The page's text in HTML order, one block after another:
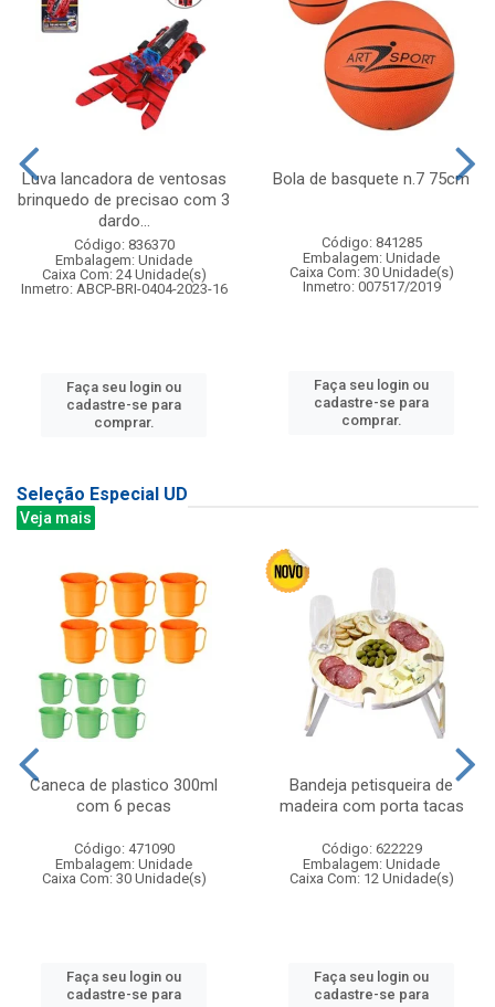
Luva lancadora de ventosas
brinquedo de precisao com 3
dardo...
Código: 836370
Embalagem: Unidade
Caixa Com: 24 Unidade(s)
Inmetro: ABCP-BRI-0404-2023-16
Faça seu login ou
cadastre-se para
comprar.
Bola de basquete n.7 75cm
Código: 841285
Embalagem: Unidade
Caixa Com: 30 Unidade(s)
Inmetro: 007517/2019
Faça seu login ou
cadastre-se para
comprar.
Seleção Especial UD
Veja mais
Caneca de plastico 300ml
com 6 pecas
Código: 471090
Embalagem: Unidade
Caixa Com: 30 Unidade(s)
Faça seu login ou
cadastre-se para
Bandeja petisqueira de
madeira com porta tacas
Código: 622229
Embalagem: Unidade
Caixa Com: 12 Unidade(s)
Faça seu login ou
cadastre-se para